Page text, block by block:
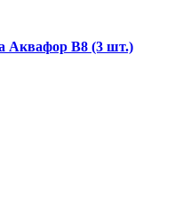
Аквафор В8 (3 шт.)